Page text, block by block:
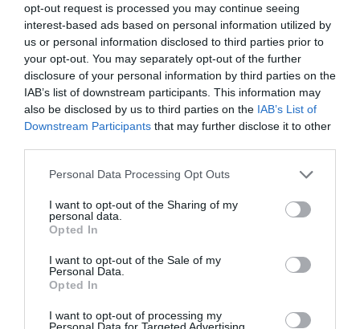
opt-out request is processed you may continue seeing
interest-based ads based on personal information utilized by
us or personal information disclosed to third parties prior to
your opt-out. You may separately opt-out of the further
disclosure of your personal information by third parties on the
IAB’s list of downstream participants. This information may
also be disclosed by us to third parties on the IAB’s List of
Downstream Participants that may further disclose it to other
Please note that this website/app uses one or more Google
not limited to your visit or usage behaviour. You may click to
grant or deny consent to Google and its third-party tags to
use your data for below specified purposes in below Google
consent section.
Personal Data Processing Opt Outs
I want to opt-out of the Sharing of my
personal data.
Opted In
I want to opt-out of the Sale of my
Personal Data.
Opted In
I want to opt-out of processing my
Personal Data for Targeted Advertising.
Az első kép a McLaren új szuper-
sportkocsijáról